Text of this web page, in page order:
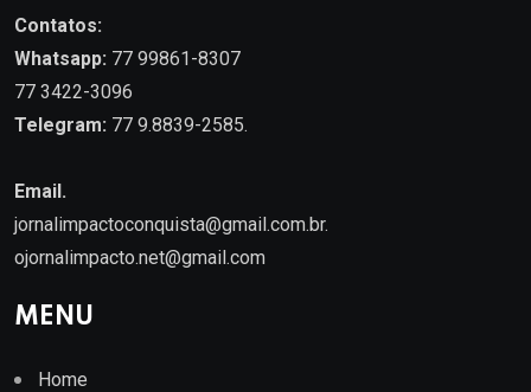
Contatos:
Whatsapp: 77 99861-8307
77 3422-3096
Telegram: 77 9.8839-2585.
Email.
jornalimpactoconquista@gmail.com.br.
ojornalimpacto.net@gmail.com
MENU
Home